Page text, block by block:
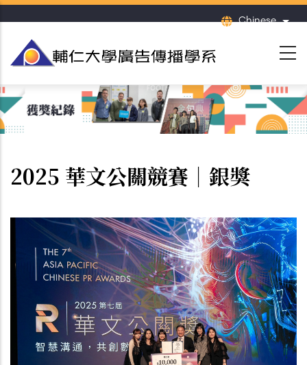
移
內
容
Chinese 列出
2025 華文公關競賽｜銀獎